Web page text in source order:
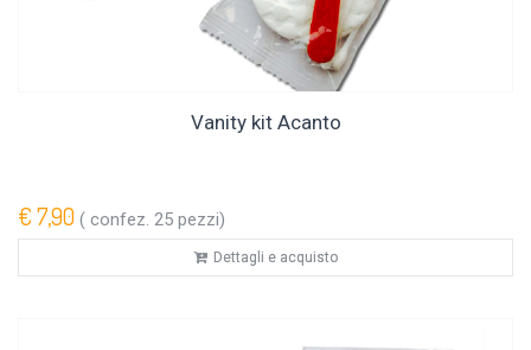
Vanity kit Acanto
€ 7,90 ( confez. 25 pezzi)
Dettagli e acquisto